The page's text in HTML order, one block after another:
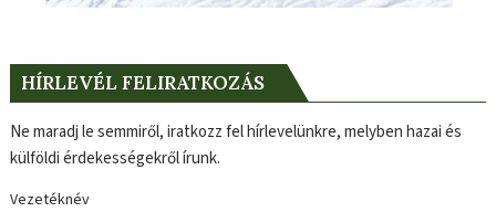
HÍRLEVÉL FELIRATKOZÁS
Ne maradj le semmiről, iratkozz fel hírlevelünkre, melyben hazai és
külföldi érdekességekről írunk.
Vezetéknév